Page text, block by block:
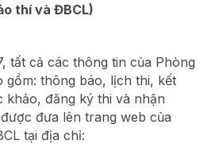
thí và ĐBCL)
tất cả các thông tin của Phòng
gồm: thông báo, lịch thi, kết
khảo, đăng ký thi và nhận
đưa lên trang web của
tại địa chỉ: